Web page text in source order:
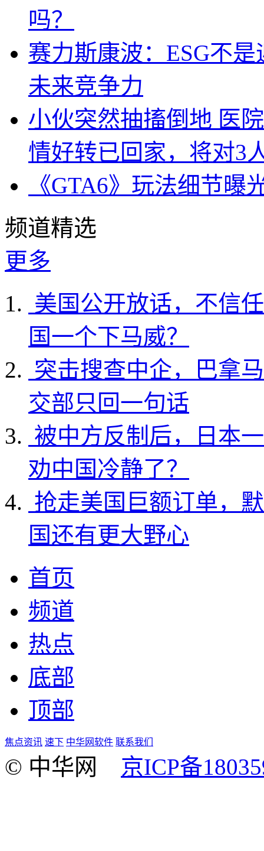
吗？
赛力斯康波：ESG不
未来竞争力
小伙突然抽搐倒地 医
情好转已回家，将对3
《GTA6》玩法细节
频道精选
更多
美国公开放话，不信
国一个下马威？
突击搜查中企，巴拿
交部只回一句话
被中方反制后，日本
劝中国冷静了？
抢走美国巨额订单，
国还有更大野心
首页
频道
热点
底部
顶部
焦点资讯 速下 中华网软件 联系我们
© 中华网 京ICP备